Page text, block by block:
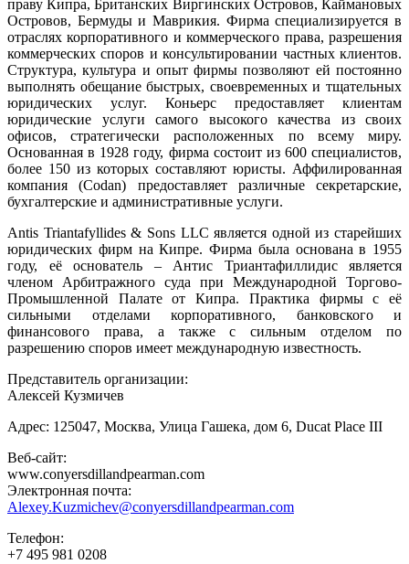
праву Кипра, Британских Виргинских Островов, Каймановых
Островов, Бермуды и Маврикия. Фирма специализируется в
отраслях корпоративного и коммерческого права, разрешения
коммерческих споров и консультировании частных клиентов.
Структура, культура и опыт фирмы позволяют ей постоянно
выполнять обещание быстрых, своевременных и тщательных
юридических услуг. Коньерс предоставляет клиентам
юридические услуги самого высокого качества из своих
офисов, стратегически расположенных по всему миру.
Основанная в 1928 году, фирма состоит из 600 специалистов,
более 150 из которых составляют юристы. Аффилированная
компания (Codan) предоставляет различные секретарские,
бухгалтерские и административные услуги.
Antis Triantafyllides & Sons LLC является одной из старейших
юридических фирм на Кипре. Фирма была основана в 1955
году, её основатель – Антис Триантафиллидис является
членом Арбитражного суда при Международной Торгово-
Промышленной Палате от Кипра. Практика фирмы с её
сильными отделами корпоративного, банковского и
финансового права, а также с сильным отделом по
разрешению споров имеет международную известность.
Представитель организации:
Алексей Кузмичев
Адрес: 125047, Москва, Улица Гашека, дом 6, Ducat Place III
Веб-сайт:
www.conyersdillandpearman.com
Электронная почта:
Alexey.Kuzmichev@conyersdillandpearman.com
Телефон:
+7 495 981 0208